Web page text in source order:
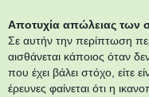
Αποτυχία απώλειας των
Σε αυτήν την περίπτωση
αισθάνεται κάποιος όταν
που έχει βάλει στόχο, είτε
έρευνες φαίνεται ότι η